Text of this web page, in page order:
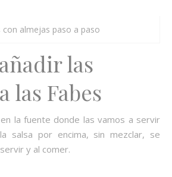
con almejas paso a paso
las
las Fabes
la fuente donde las vamos a servir
salsa por encima, sin mezclar, se
y al comer.